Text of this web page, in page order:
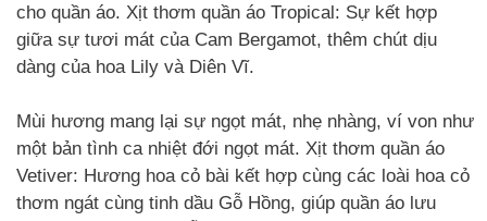
cho quần áo. Xịt thơm quần áo Tropical: Sự kết hợp
giữa sự tươi mát của Cam Bergamot, thêm chút dịu
dàng của hoa Lily và Diên Vĩ.
Mùi hương mang lại sự ngọt mát, nhẹ nhàng, ví von như
một bản tình ca nhiệt đới ngọt mát. Xịt thơm quần áo
Vetiver: Hương hoa cỏ bài kết hợp cùng các loài hoa cỏ
thơm ngát cùng tinh dầu Gỗ Hồng, giúp quần áo lưu